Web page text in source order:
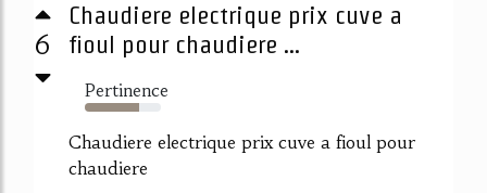
6
Chaudiere electrique prix cuve a
fioul pour chaudiere ...
Pertinence
72%
Chaudiere electrique prix cuve a fioul pour
chaudiere